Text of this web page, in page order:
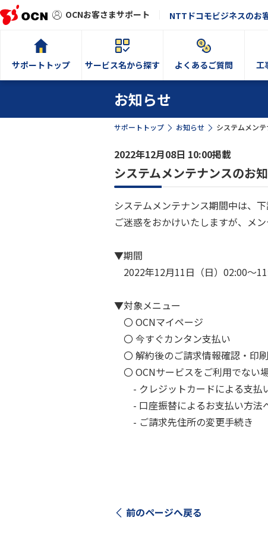
OCNお客さまサポート NTTドコモビジネスのお
サポートトップ サービス名から探す よくあるご質問 工
お知らせ
サポートトップ お知らせ システムメン
2022年12月08日 10:00掲載
システムメンテナンスのお
システムメンテナンス期間中は、
ご迷惑をおかけいたしますが、メ
▼期間
2022年12月11日（日）02:00～
▼対象メニュー
〇 OCNマイページ
〇 今すぐカンタン支払い
〇 解約後のご請求情報確認・印刷
〇 OCNサービスをご利用でない
- クレジットカードによる支払
- 口座振替によるお支払い方法
- ご請求先住所の変更手続き
前のページへ戻る